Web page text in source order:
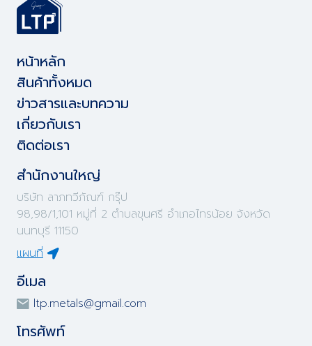
หน้าหลัก
สินค้าทั้งหมด
ข่าวสารและบทความ
เกี่ยวกับเรา
ติดต่อเรา
สำนักงานใหญ่
บริษัท ลาภทวีภัณฑ์ กรุ๊ป
98,98/1,101 หมู่ที่ 2 ตำบลขุนศรี อำเภอไทรน้อย จังหวัด
นนทบุรี 11150
แผนที่
อีเมล
ltp.metals@gmail.com
โทรศัพท์